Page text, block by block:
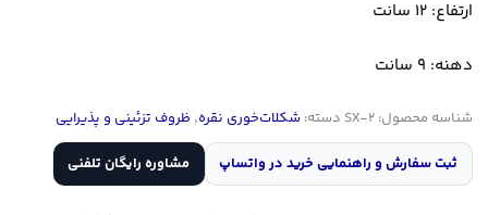
ارتفاع: 12 سانت
دهنه: 9 سانت
شناسه محصول: SX-2 دسته: شکلات‌خوری نقره, ظروف تزئینی و پذیرایی
ثبت سفارش و راهنمایی خرید در واتساپ مشاوره رایگان تلفنی